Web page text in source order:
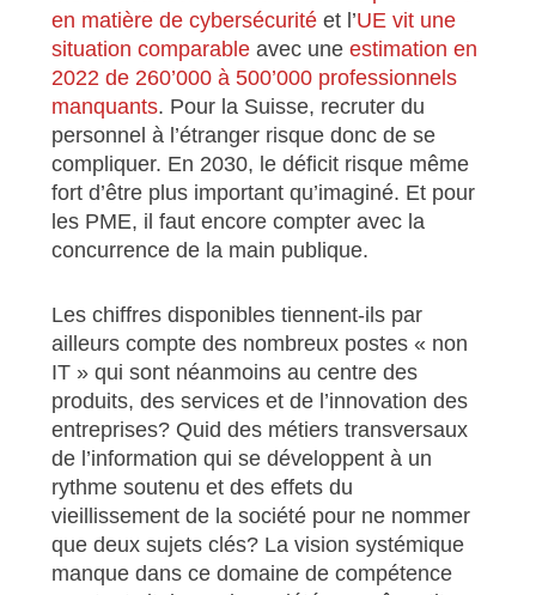
en matière de cybersécuritéet l’UE vit une
situation comparableavec une estimation en
2022 de 260’000 à 500’000 professionnels
manquants. Pour la Suisse, recruter du
personnel à l’étranger risque donc de se
compliquer. En 2030, le déficit risque même
fort d’être plus important qu’imaginé. Et pour
les PME, il faut encore compter avec la
concurrence de la main publique.
Les chiffres disponibles tiennent-ils par
ailleurs compte des nombreux postes « non
IT » qui sont néanmoins au centre des
produits, des services et de l’innovation des
entreprises? Quid des métiers transversaux
de l’information qui se développent à un
rythme soutenu et des effets du
vieillissement de la société pour ne nommer
que deux sujets clés? La vision systémique
manque dans ce domaine de compétence